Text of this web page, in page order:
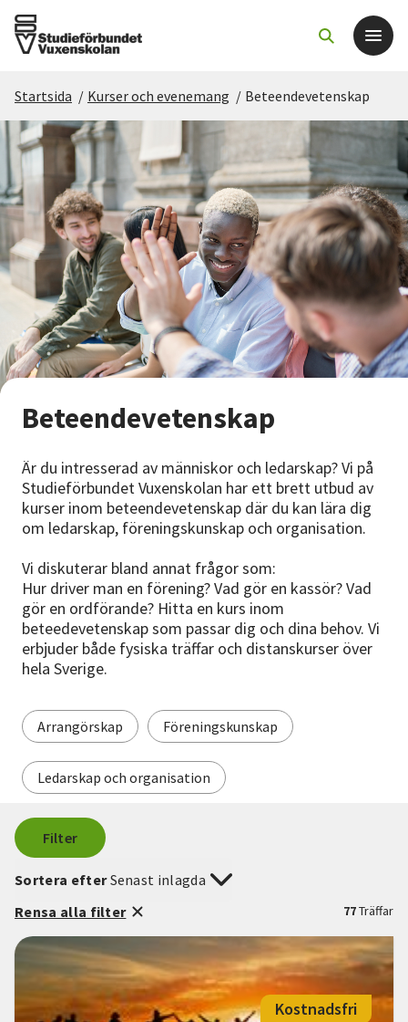
Det här gör vi
För dig som
Sök kurser och evenemang
Om SV
Starta studiecirkel
Cirkelledare
Nyheter
Avdelningar
Startsida / Kurser och evenemang / Beteendevetenskap
Beteendevetenskap
Är du intresserad av människor och ledarskap? Vi på
Studieförbundet Vuxenskolan har ett brett utbud av
kurser inom beteendevetenskap där du kan lära dig
om ledarskap, föreningskunskap och organisation.
Vi diskuterar bland annat frågor som:
Hur driver man en förening? Vad gör en kassör? Vad
gör en ordförande? Hitta en kurs inom
beteedevetenskap som passar dig och dina behov. Vi
erbjuder både fysiska träffar och distanskurser över
hela Sverige.
Arrangörskap Föreningskunskap
Ledarskap och organisation
Filter
77Träffar
Sortera efterSenast inlagda
Rensa alla filter
Kostnadsfri